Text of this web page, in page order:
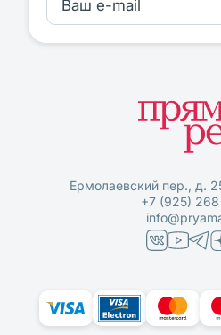
Ермолаевский пер., д.
+7 (925)